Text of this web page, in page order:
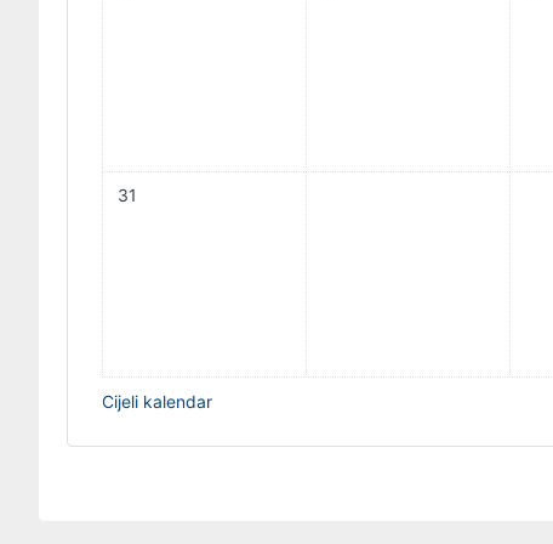
Nema događaja, ponedjeljak, 31. kolovoza
31
Cijeli kalendar